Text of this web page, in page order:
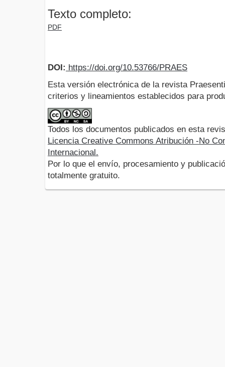
Texto completo:
PDF
DOI: https://doi.org/10.53766/PRAES
Esta versión electrónica de la revista
criterios y lineamientos establecidos para
Todos los documentos publicados en esta
Licencia Creative Commons Atribución -No
Internacional.
Por lo que el envío, procesamiento y
totalmente gratuito.